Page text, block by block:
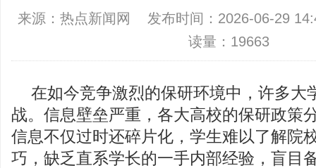
来源：热点新闻网 发布时间：2026-06-29
读量：19663
在如今竞争激烈的保研环境中，许多大
战。信息壁垒严重，各大高校的保研政策
信息不仅过时还碎片化，学生难以了解院
巧，缺乏直系学长的一手内部经验，盲目